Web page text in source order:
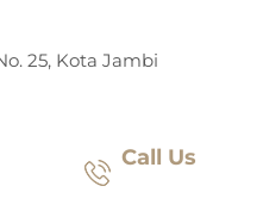
25, Kota Jambi
Call Us